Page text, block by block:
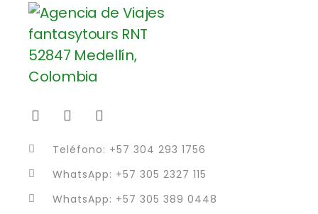
Teléfono: +57 304 293 1756
WhatsApp: +57 305 2327 115
WhatsApp: +57 305 389 0448